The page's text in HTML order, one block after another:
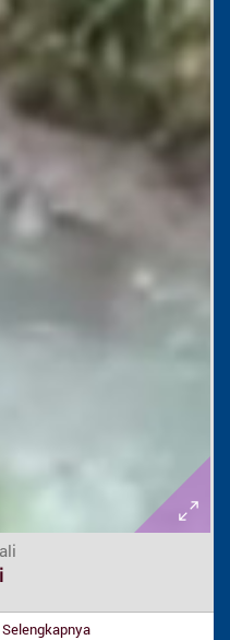
Selengkapnya